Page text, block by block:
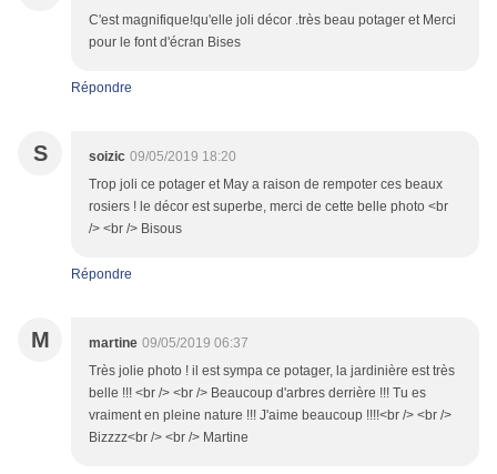
C'est magnifique!qu'elle joli décor .très beau potager et Merci
pour le font d'écran Bises
Répondre
S soizic 09/05/2019 18:20
Trop joli ce potager et May a raison de rempoter ces beaux
rosiers ! le décor est superbe, merci de cette belle photo <br
/> <br /> Bisous
Répondre
M martine 09/05/2019 06:37
Très jolie photo ! il est sympa ce potager, la jardinière est très
belle !!! <br /> <br /> Beaucoup d'arbres derrière !!! Tu es
vraiment en pleine nature !!! J'aime beaucoup !!!!<br /> <br />
Bizzzz<br /> <br /> Martine